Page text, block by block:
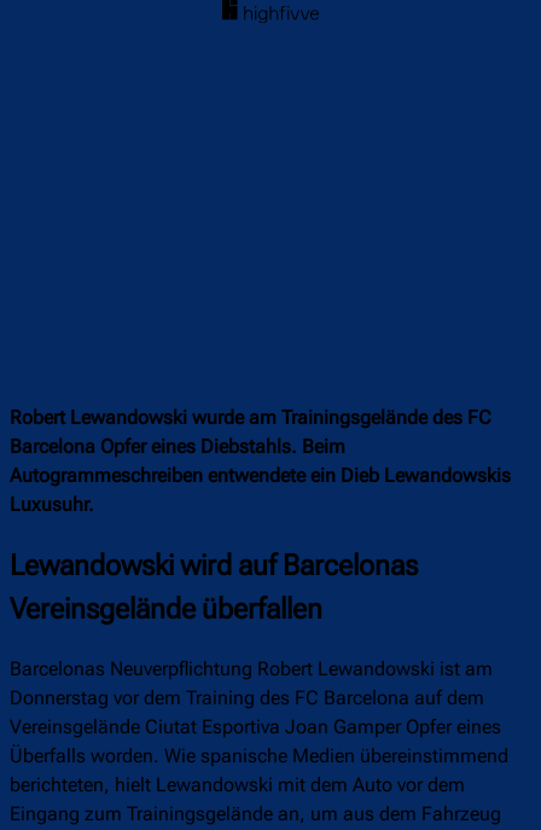
Robert Lewandowski wurde am Trainingsgelände des FC
Barcelona Opfer eines Diebstahls. Beim
Autogrammeschreiben entwendete ein Dieb Lewandowskis
Luxusuhr.
Lewandowski wird auf Barcelonas
Vereinsgelände überfallen
Barcelonas Neuverpflichtung Robert Lewandowski ist am
Donnerstag vor dem Training des FC Barcelona auf dem
Vereinsgelände Ciutat Esportiva Joan Gamper Opfer eines
Überfalls worden. Wie spanische Medien übereinstimmend
berichteten, hielt Lewandowski mit dem Auto vor dem
Eingang zum Trainingsgelände an, um aus dem Fahrzeug